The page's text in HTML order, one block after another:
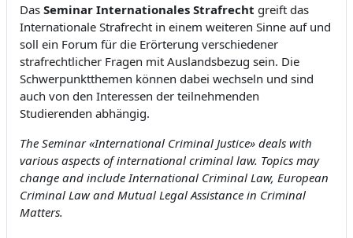
Das Seminar Internationales Strafrecht greift das
Internationale Strafrecht in einem weiteren Sinne auf und
soll ein Forum für die Erörterung verschiedener
strafrechtlicher Fragen mit Auslandsbezug sein. Die
Schwerpunktthemen können dabei wechseln und sind
auch von den Interessen der teilnehmenden
Studierenden abhängig.
The Seminar «International Criminal Justice» deals with
various aspects of international criminal law. Topics may
change and include International Criminal Law, European
Criminal Law and Mutual Legal Assistance in Criminal
Matters.